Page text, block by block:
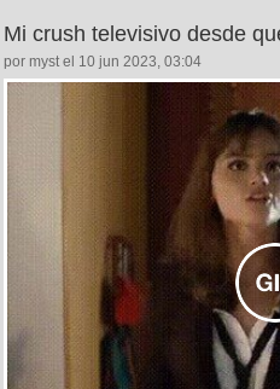
Mi crush televisivo desde
por myst el 10 jun 2023, 03:04